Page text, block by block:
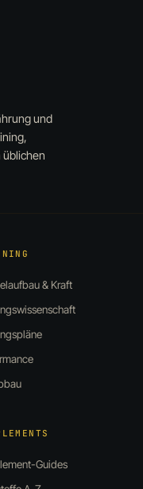
und
üblichen
& Kraft
Guides